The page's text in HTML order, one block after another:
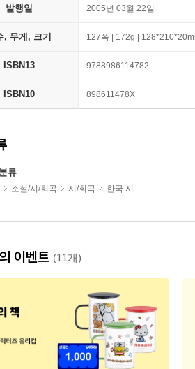
발행일 2005년 03월 22일
, 무게, 크기 127쪽 | 172g |
ISBN13 9788986114782
ISBN10 898611478X
류
소설/시/희곡 시/희곡 한국 시
이벤트 (11개)